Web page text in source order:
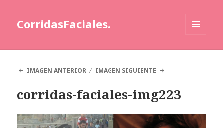
CorridasFaciales.
IMAGEN ANTERIOR
IMAGEN SIGUIENTE
corridas-faciales-img223